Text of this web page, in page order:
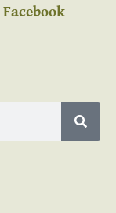
Facebook